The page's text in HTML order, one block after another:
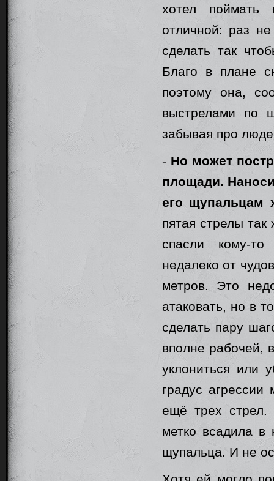
хотел поймать
отличной: раз
сделать так
Благо в плане
поэтому она,
выстрелами по
забывая про
- Но может
площади.
его щупальцам
пятая стрелы
спасли кому-
недалеко от
метров. Это
атаковать, но в
сделать пару
вполне рабочей,
уклониться или
градус
ещё трех стрел.
метко всадила в
щупальца. И не